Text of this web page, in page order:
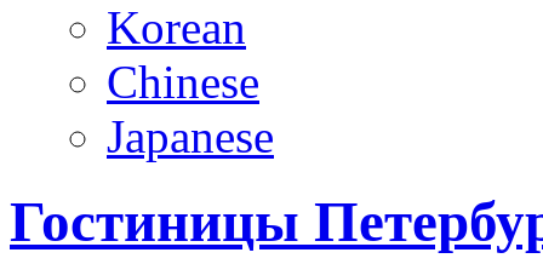
Korean
Chinese
Japanese
Гостиницы